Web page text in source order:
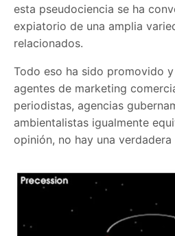
esta pseudociencia se ha
expiatorio de una amplia
relacionados.
Todo eso ha sido promovido
agentes de marketing
periodistas, agencias
ambientalistas igualmente
opinión, no hay una